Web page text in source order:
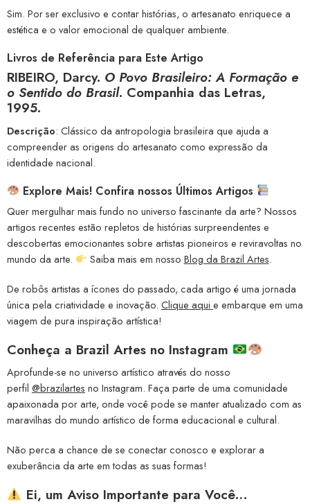
Sim. Por ser exclusivo e contar histórias, o artesanato enriquece a
estética e o valor emocional de qualquer ambiente.
Livros de Referência para Este Artigo
RIBEIRO, Darcy. O Povo Brasileiro: A Formação e
o Sentido do Brasil. Companhia das Letras,
1995.
Descrição: Clássico da antropologia brasileira que ajuda a
compreender as origens do artesanato como expressão da
identidade nacional.
Explore Mais! Confira nossos Últimos Artigos
Quer mergulhar mais fundo no universo fascinante da arte? Nossos
artigos recentes estão repletos de histórias surpreendentes e
descobertas emocionantes sobre artistas pioneiros e reviravoltas no
mundo da arte.
Saiba mais em nosso Blog da Brazil Artes.
De robôs artistas a ícones do passado, cada artigo é uma jornada
única pela criatividade e inovação. Clique aqui e embarque em uma
viagem de pura inspiração artística!
Conheça a Brazil Artes no Instagram
Aprofunde-se no universo artístico através do nosso
perfil @brazilartes no Instagram. Faça parte de uma comunidade
apaixonada por arte, onde você pode se manter atualizado com as
maravilhas do mundo artístico de forma educacional e cultural.
Não perca a chance de se conectar conosco e explorar a
exuberância da arte em todas as suas formas!
Ei, um Aviso Importante para Você…